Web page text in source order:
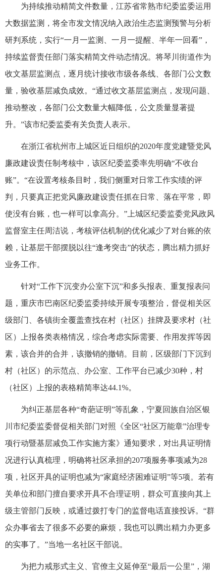
为持续推动精简文件数量，江苏省常熟市纪委监委运用
大数据监测，将全市发文情况纳入政治生态监测预警与分析
研判系统，实行“一月一监测、一月一提醒、半年一回看”，
持续监督责任部门落实精简文件动态情况。将琴川街道作为
收文基层监测点，逐月统计接收市级各条线、各部门公文数
量，验收基层减负成效。“通过收文基层监测点，发现问题、
推动整改，各部门公文数量大幅降低，公文质量显著提
升。”该市纪委监委有关负责人表示。
在浙江省杭州市上城区近日组织的2020年度党建暨党风
廉政建设责任制考核中，该区纪委监委率先明确“不收台
账”。“在设置考核条目时，我们侧重对日常工作实绩的评
判，只要真正把党风廉政建设责任抓在日常、落在平常，即
使没有台账，也一样可以拿高分。”上城区纪委监委党风政风
监督室主任周洁说，考核评估机制的优化减少了对台账的依
赖，让基层干部摆脱以往“逢考突击”的状态，腾出精力抓好
业务工作。
针对“工作下沉变办公室下沉”和多头报表、重复报表问
题，重庆市巴南区纪委监委持续开展专项整治，督促相关区
级部门、各镇街全覆盖查找在村（社区）挂牌及要求村（社
区）上报各类表格情况，综合考虑实际需要、作用发挥等因
素，该合并的合并，该撤销的撤销。目前，区级部门下沉到
村（社区）的示范点、办公室、工作平台已减少30种，村
（社区）上报的表格精简率达44.1%。
为纠正基层各种“奇葩证明”等乱象，宁夏回族自治区银
川市纪委监委督促相关部门对照《全区“社区万能章”治理专
项行动暨基层减负工作实施方案》通知要求，对出具证明情
况进行认真梳理，明确将社区承担的207项服务事项减为28
项，社区开具的证明也减为“家庭经济困难证明”等5项。若有
关单位和部门擅自要求开具不合理证明，群众可直接向其上
级主管部门反映，或通过拨打专门的监督电话直接投诉。“群
众办事省去了很多不必要的麻烦，我也可以腾出精力办更多
的实事了。”当地一名社区干部说。
为把力戒形式主义、官僚主义延伸至“最后一公里”，湖